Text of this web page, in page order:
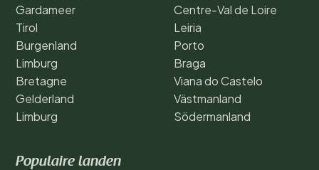
Gardameer
Tirol
Burgenland
Limburg
Bretagne
Gelderland
Limburg
Centre-Val de Loire
Leiria
Porto
Braga
Viana do Castelo
Västmanland
Södermanland
Populaire landen